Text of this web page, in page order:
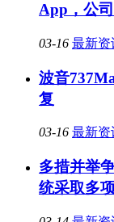
App，公
03-16 最新资
波音
复
03-16 最新资
多措并举
统采取多